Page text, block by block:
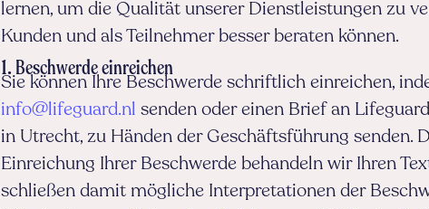
lernen, um die Qualität unserer Dienstleistungen zu
Kunden und als Teilnehmer besser beraten können.
1. Beschwerde einreichen
Sie können Ihre Beschwerde schriftlich einreichen,
info@lifeguard.nl senden oder einen Brief an
in Utrecht, zu Händen der Geschäftsführung senden.
Einreichung Ihrer Beschwerde behandeln wir Ihren
schließen damit mögliche Interpretationen der